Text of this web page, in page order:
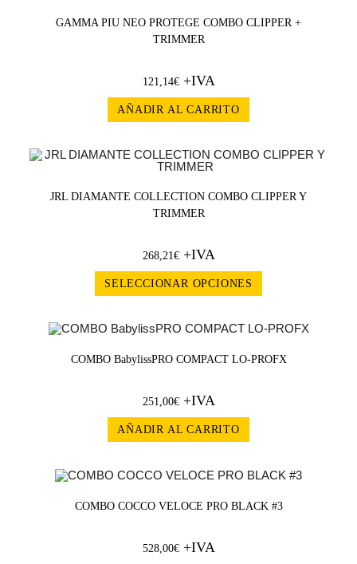
GAMMA PIU NEO PROTEGE COMBO CLIPPER +
TRIMMER
121,14€+IVA
AÑADIR AL CARRITO
JRL DIAMANTE COLLECTION COMBO CLIPPER Y
TRIMMER
268,21€+IVA
SELECCIONAR OPCIONES
COMBO BabylissPRO COMPACT LO-PROFX
251,00€+IVA
AÑADIR AL CARRITO
COMBO COCCO VELOCE PRO BLACK #3
528,00€+IVA